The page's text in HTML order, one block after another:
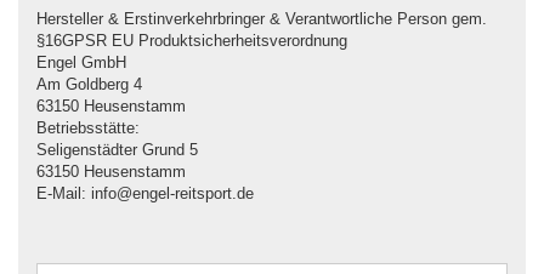
Hersteller & Erstinverkehrbringer & Verantwortliche Person gem.
§16GPSR EU Produktsicherheitsverordnung
Engel GmbH
Am Goldberg 4
63150 Heusenstamm
Betriebsstätte:
Seligenstädter Grund 5
63150 Heusenstamm
E-Mail: info@engel-reitsport.de